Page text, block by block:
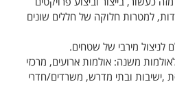
למטרות חלוקה של חללים שונים
לניצול מירבי של שטחים.
משנה: אולמות ארועים, מרכזי
,ישיבות ובתי מדרש, משרדים/חדרי